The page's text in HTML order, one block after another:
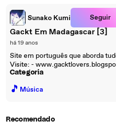
Sunako Kumi Seguir
Gackt Em Madagascar [3]
há 19 anos
Site em português que aborda
Visite: -
Categoria
🎵 Música
Recomendado